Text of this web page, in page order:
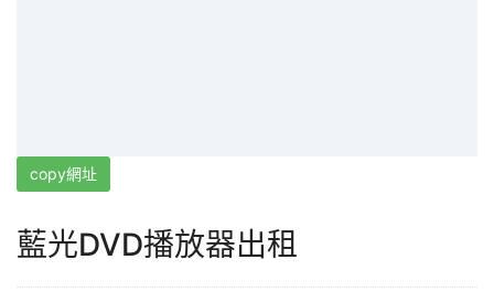
copy網址
藍光DVD播放器出租